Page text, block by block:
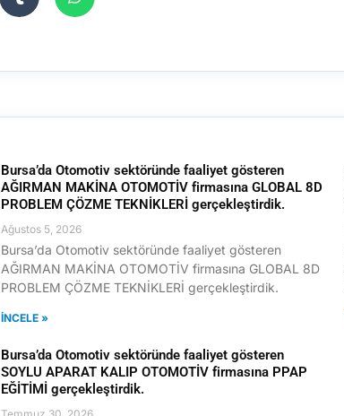
Bursa’da Otomotiv sektöründe faaliyet gösteren
AĞIRMAN MAKİNA OTOMOTİV firmasına GLOBAL 8D
PROBLEM ÇÖZME TEKNİKLERİ gerçekleştirdik.
Ağustos 5, 2026
Bursa’da Otomotiv sektöründe faaliyet gösteren
AĞIRMAN MAKİNA OTOMOTİV firmasına GLOBAL 8D
PROBLEM ÇÖZME TEKNİKLERİ gerçekleştirdik.
İNCELE »
Bursa’da Otomotiv sektöründe faaliyet gösteren
SOYLU APARAT KALIP OTOMOTİV firmasına PPAP
EĞİTİMİ gerçekleştirdik.